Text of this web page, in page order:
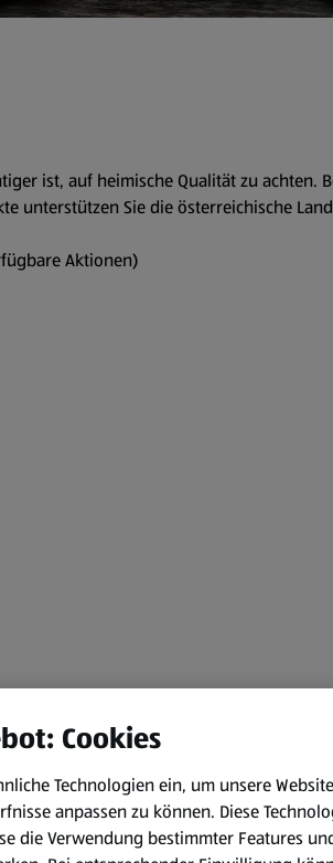
ist, auf heimische Qualität zu achten.
unterstützen Sie die österreichische
Aktionen)
Cookies
Technologien ein, um unsere Website
anpassen zu können. Diese
die Verwendung bestimmter Features